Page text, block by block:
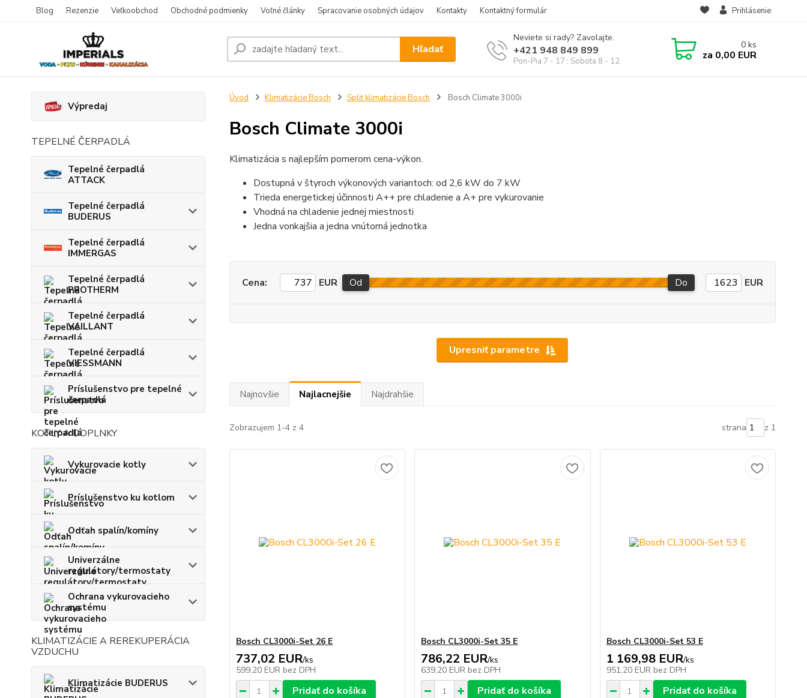
Blog Rezenzie Veľkoobchod Obchodné podmienky Voľné články Spracovanie osobných údajov Kontakty Kontaktný formulár Prihlásenie
Hľadať
Neviete si rady? Zavolajte.
+421 948 849 899
Pon-Pia 7 - 17 ; Sobota 8 - 12
0 ks
za 0,00 EUR
Výpredaj
TEPELNÉ ČERPADLÁ
Tepelné čerpadlá
ATTACK
Tepelné čerpadlá
BUDERUS
Tepelné čerpadlá
IMMERGAS
Tepelné čerpadlá
PROTHERM
Tepelné čerpadlá
VAILLANT
Tepelné čerpadlá
VIESSMANN
Príslušenstvo pre tepelné
čerpadlá
KOTLY A DOPLNKY
Vykurovacie kotly
Príslušenstvo ku kotlom
Odťah spalín/komíny
Univerzálne
regulátory/termostaty
Ochrana vykurovacieho
systému
KLIMATIZÁCIE A REREKUPERÁCIA
VZDUCHU
Klimatizácie BUDERUS
Úvod Klimatizácie Bosch Split klimatizácie Bosch Bosch Climate 3000i
Bosch Climate 3000i
Klimatizácia s najlepším pomerom cena-výkon.
Dostupná v štyroch výkonových variantoch: od 2,6 kW do 7 kW
Trieda energetickej účinnosti A++ pre chladenie a A+ pre vykurovanie
Vhodná na chladenie jednej miestnosti
Jedna vonkajšia a jedna vnútorná jednotka
Upresniť parametre
Cena: EUR Od Do EUR
Najnovšie Najlacnejšie Najdrahšie
Zobrazujem 1-4 z 4 strana z 1
Bosch CL3000i-Set 26 E
737,02 EUR/ks
599,20 EUR bez DPH
Pridať do košíka
Bosch CL3000i-Set 35 E
786,22 EUR/ks
639,20 EUR bez DPH
Pridať do košíka
Bosch CL3000i-Set 53 E
1 169,98 EUR/ks
951,20 EUR bez DPH
Pridať do košíka